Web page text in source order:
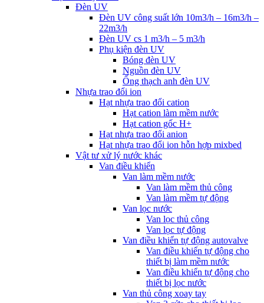
Đèn UV
Đèn UV công suất lớn 10m3/h – 16m3/h –
22m3/h
Đèn UV cs 1 m3/h – 5 m3/h
Phụ kiện đèn UV
Bóng đèn UV
Nguồn đèn UV
Ống thạch anh đèn UV
Nhựa trao đổi ion
Hạt nhựa trao đổi cation
Hạt cation làm mềm nước
Hạt cation gốc H+
Hạt nhựa trao đổi anion
Hạt nhựa trao đổi ion hỗn hợp mixbed
Vật tư xử lý nước khác
Van điều khiển
Van làm mềm nước
Van làm mềm thủ công
Van làm mềm tự động
Van lọc nước
Van lọc thủ công
Van lọc tự động
Van điều khiển tự động autovalve
Van điều khiển tự động cho
thiết bị làm mềm nước
Van điều khiển tự động cho
thiết bị lọc nước
Van thủ công xoay tay